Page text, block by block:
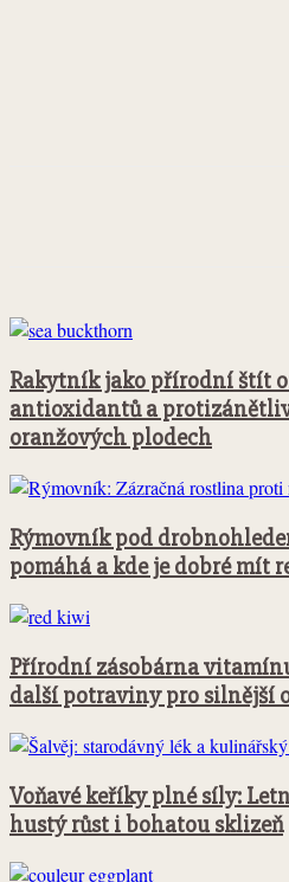
Rakytník jako přírodní štít
antioxidantů a
oranžových plodech
Rýmovník pod
pomáhá a kde je dobré mít
Přírodní zásobárna
další potraviny pro silnější
Voňavé keříky plné síly:
hustý růst i bohatou sklizeň